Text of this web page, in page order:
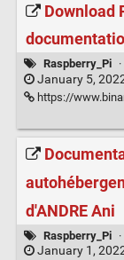
Download
Raspberry_Pi ·
January 5,
https://
d'ANDRE Ani
Raspberry_Pi ·
January 1,